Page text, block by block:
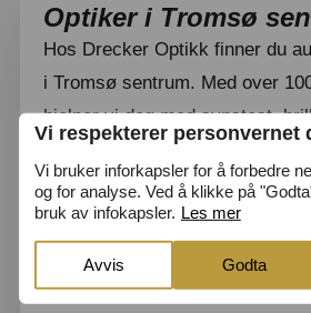
Vi respekterer personvernet
Vi bruker inforkapsler for å forbedre
og for analyse. Ved å klikke på
bruk av infokapsler. Les mer
Avvis Godta
Optiker i Tromsø
Hos Drecker Optikk finner du
i Tromsø sentrum. Med over
hjelper vi deg med synstest,
kontaktlinser, og tilbyr også
øyehelseundersøkelser.
Gjør som over 3 000
Drecker Optikk.